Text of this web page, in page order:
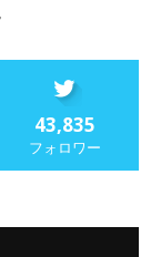
43,835
フォロワー